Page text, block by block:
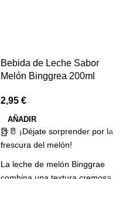
Bebida de Leche Sabor
Melón Binggrea 200ml
2,95 €
AÑADIR
🍈🥛 ¡Déjate sorprender por la
frescura del melón!
La leche de melón Binggrae
combina una textura cremosa